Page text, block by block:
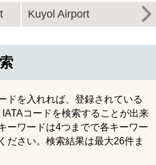
Kuyol Airport
ドを入れれば、登録されている
コードを検索することが出来
ーワードは4つまでで各キーワー
ださい。検索結果は最大26件ま